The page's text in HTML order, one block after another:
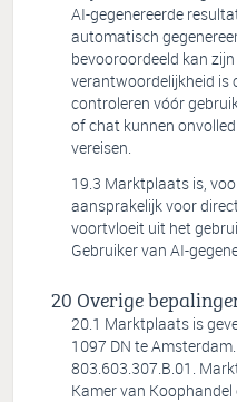
AI-gegenereerde
automatisch
bevooroordeeld kan
verantwoordelijkheid is
controleren vóór
of chat kunnen
vereisen.
Marktplaats is,
aansprakelijk voor
voortvloeit uit het
Gebruiker van AI-
Overige
Marktplaats is
1097 DN te
803.603.307.B.01.
Kamer van